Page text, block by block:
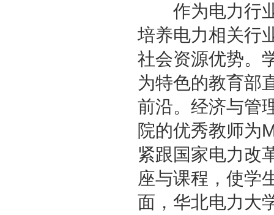
作为电力行业
培养电力相关行
社会资源优势。
为特色的教育部
前沿。经济与管
院的优秀教师为
紧跟国家电力改
座与课程，使学
面，华北电力大